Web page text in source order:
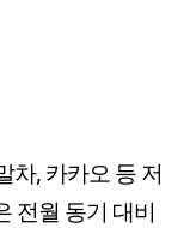
차, 카카오 등 저
전월 동기 대비